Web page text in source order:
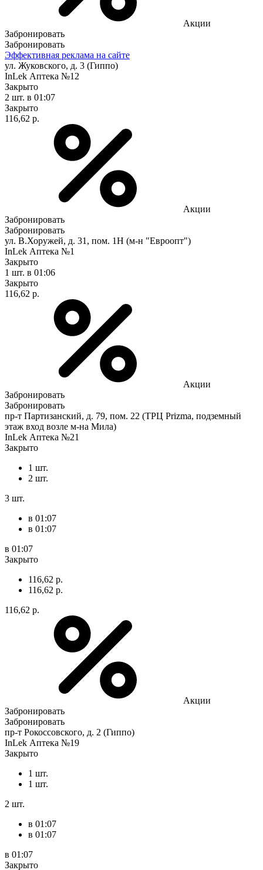
Акции
Забронировать
Забронировать
Эффективная реклама на сайте
ул. Жуковского, д. 3 (Гиппо)
InLek Аптека №12
Закрыто
2 шт. в 01:07
Закрыто
116,62 р.
Акции
Забронировать
Забронировать
ул. В.Хоружей, д. 31, пом. 1Н (м-н "Евроопт")
InLek Аптека №1
Закрыто
1 шт. в 01:06
Закрыто
116,62 р.
Акции
Забронировать
Забронировать
пр-т Партизанский, д. 79, пом. 22 (ТРЦ Prizma, подземный
этаж вход возле м-на Мила)
InLek Аптека №21
Закрыто
1 шт.
2 шт.
3 шт.
в 01:07
в 01:07
в 01:07
Закрыто
116,62 р.
116,62 р.
116,62 р.
Акции
Забронировать
Забронировать
пр-т Рокоссовского, д. 2 (Гиппо)
InLek Аптека №19
Закрыто
1 шт.
1 шт.
2 шт.
в 01:07
в 01:07
в 01:07
Закрыто